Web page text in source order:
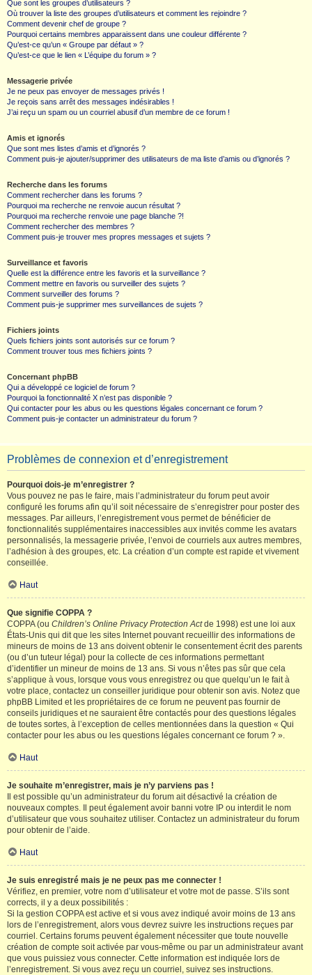
Que sont les groupes d’utilisateurs ?
Où trouver la liste des groupes d’utilisateurs et comment les rejoindre ?
Comment devenir chef de groupe ?
Pourquoi certains membres apparaissent dans une couleur différente ?
Qu’est-ce qu’un « Groupe par défaut » ?
Qu’est-ce que le lien « L’équipe du forum » ?
Messagerie privée
Je ne peux pas envoyer de messages privés !
Je reçois sans arrêt des messages indésirables !
J’ai reçu un spam ou un courriel abusif d’un membre de ce forum !
Amis et ignorés
Que sont mes listes d’amis et d’ignorés ?
Comment puis-je ajouter/supprimer des utilisateurs de ma liste d’amis ou d’ignorés ?
Recherche dans les forums
Comment rechercher dans les forums ?
Pourquoi ma recherche ne renvoie aucun résultat ?
Pourquoi ma recherche renvoie une page blanche ?!
Comment rechercher des membres ?
Comment puis-je trouver mes propres messages et sujets ?
Surveillance et favoris
Quelle est la différence entre les favoris et la surveillance ?
Comment mettre en favoris ou surveiller des sujets ?
Comment surveiller des forums ?
Comment puis-je supprimer mes surveillances de sujets ?
Fichiers joints
Quels fichiers joints sont autorisés sur ce forum ?
Comment trouver tous mes fichiers joints ?
Concernant phpBB
Qui a développé ce logiciel de forum ?
Pourquoi la fonctionnalité X n’est pas disponible ?
Qui contacter pour les abus ou les questions légales concernant ce forum ?
Comment puis-je contacter un administrateur du forum ?
Problèmes de connexion et d’enregistrement
Pourquoi dois-je m’enregistrer ?
Vous pouvez ne pas le faire, mais l’administrateur du forum peut avoir
configuré les forums afin qu’il soit nécessaire de s’enregistrer pour poster des
messages. Par ailleurs, l’enregistrement vous permet de bénéficier de
fonctionnalités supplémentaires inaccessibles aux invités comme les avatars
personnalisés, la messagerie privée, l’envoi de courriels aux autres membres,
l’adhésion à des groupes, etc. La création d’un compte est rapide et vivement
conseillée.
Haut
Que signifie COPPA ?
COPPA (ou Children’s Online Privacy Protection Actde 1998) est une loi aux
États-Unis qui dit que les sites Internet pouvant recueillir des informations de
mineurs de moins de 13 ans doivent obtenir le consentement écrit des parents
(ou d’un tuteur légal) pour la collecte de ces informations permettant
d’identifier un mineur de moins de 13 ans. Si vous n’êtes pas sûr que cela
s’applique à vous, lorsque vous vous enregistrez ou que quelqu’un le fait à
votre place, contactez un conseiller juridique pour obtenir son avis. Notez que
phpBB Limited et les propriétaires de ce forum ne peuvent pas fournir de
conseils juridiques et ne sauraient être contactés pour des questions légales
de toutes sortes, à l’exception de celles mentionnées dans la question « Qui
contacter pour les abus ou les questions légales concernant ce forum ? ».
Haut
Je souhaite m’enregistrer, mais je n’y parviens pas !
Il est possible qu’un administrateur du forum ait désactivé la création de
nouveaux comptes. Il peut également avoir banni votre IP ou interdit le nom
d’utilisateur que vous souhaitez utiliser. Contactez un administrateur du forum
pour obtenir de l’aide.
Haut
Je suis enregistré mais je ne peux pas me connecter !
Vérifiez, en premier, votre nom d’utilisateur et votre mot de passe. S’ils sont
corrects, il y a deux possibilités :
Si la gestion COPPA est active et si vous avez indiqué avoir moins de 13 ans
lors de l’enregistrement, alors vous devrez suivre les instructions reçues par
courriel. Certains forums peuvent également nécessiter que toute nouvelle
création de compte soit activée par vous-même ou par un administrateur avant
que vous puissiez vous connecter. Cette information est indiquée lors de
l’enregistrement. Si vous avez reçu un courriel, suivez ses instructions.